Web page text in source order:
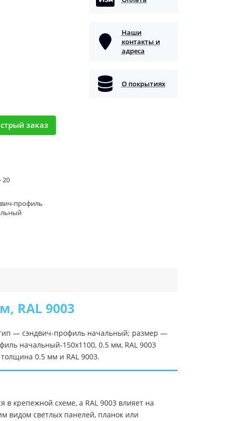
заказ
20
профиль
Наши
контакты и
адреса
О покрытиях
RAL 9003
— сэндвич-профиль начальный; размер —
начальный-150х1100, 0.5 мм, RAL 9003
0.5 мм и RAL 9003.
крепежной схеме, а RAL 9003 влияет на
видом светлых панелей, планок или